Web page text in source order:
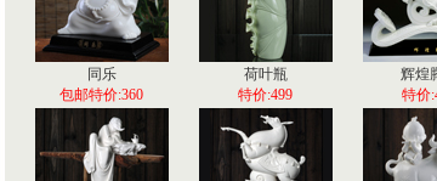
同乐
包邮特价:360
荷叶瓶
特价:499
辉煌
特价